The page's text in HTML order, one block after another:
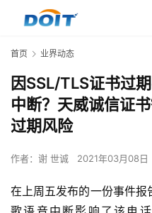
首页 业界动态
因SSL/TLS证书过
中断？天威诚信证
过期风险
作者： 谢 世诚 2021年03月08日
在上周五发布的一份事件